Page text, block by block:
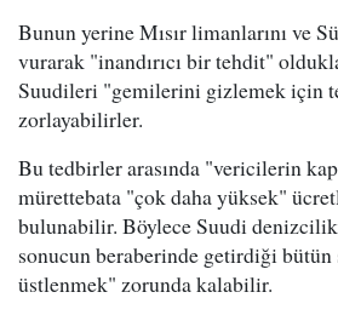
Bunun yerine Mısır limanlarını ve
vurarak "inandırıcı bir tehdit"
Suudileri "gemilerini gizlemek için
zorlayabilirler.
Bu tedbirler arasında "vericilerin
mürettebata "çok daha yüksek"
bulunabilir. Böylece Suudi
sonucun beraberinde getirdiği
üstlenmek" zorunda kalabilir.